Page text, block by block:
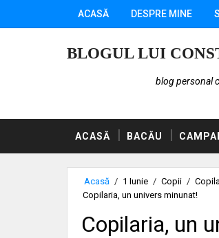
ACASĂ DESPRE MINE
BLOGUL LUI
blog personal
ACASĂ BACĂU
Acasă / 1 Iunie / Copii /
Copilaria, un univers minunat!
Copilaria, un